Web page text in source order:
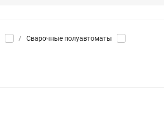
/ Сварочные полуавтоматы